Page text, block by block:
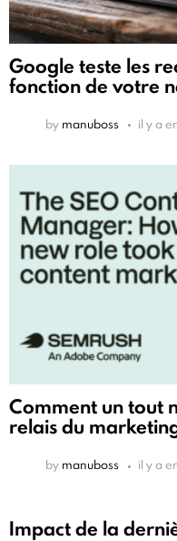
Google teste les
fonction de votre
by manuboss il y a
Comment un tout
relais du
by manuboss il y a
Impact de la